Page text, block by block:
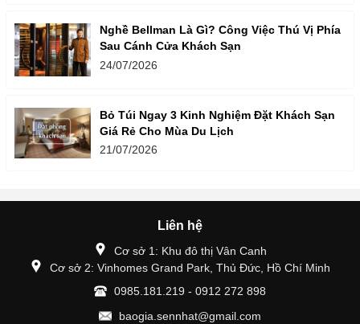
Nghề Bellman Là Gì? Công Việc Thú Vị Phía
Sau Cánh Cửa Khách Sạn
24/07/2026
Bỏ Túi Ngay 3 Kinh Nghiệm Đặt Khách Sạn
Giá Rẻ Cho Mùa Du Lịch
21/07/2026
Liên hệ
Cơ sở 1: Khu đô thị Vân Canh
Cơ sở 2: Vinhomes Grand Park, Thủ Đức, Hồ Chí Minh
0985.181.219 - 0912 272 898
baogia.sennhat@gmail.com